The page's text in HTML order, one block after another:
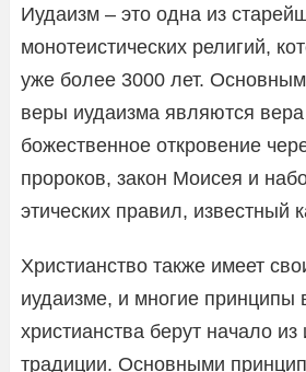
Иудаизм – это одна из
монотеистических религий,
уже более 3000 лет.
веры иудаизма являются
божественное откровение
пророков, закон Моисея и
этических правил, известный
Христианство также имеет
иудаизме, и многие принципы
христианства берут начало из
традиции. Основными